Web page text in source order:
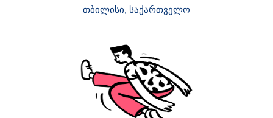
თბილისი, საქართველო